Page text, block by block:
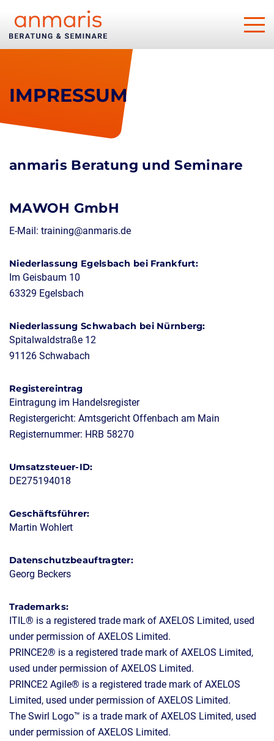
IMPRESSUM
anmaris Beratung und Seminare
MAWOH GmbH
E-Mail: training@anmaris.de
Niederlassung Egelsbach bei Frankfurt:
Im Geisbaum 10
63329 Egelsbach
Niederlassung Schwabach bei Nürnberg:
Spitalwaldstraße 12
91126 Schwabach
Registereintrag
Eintragung im Handelsregister
Registergericht: Amtsgericht Offenbach am Main
Registernummer: HRB 58270
Umsatzsteuer-ID:
DE275194018
Geschäftsführer:
Martin Wohlert
Datenschutzbeauftragter:
Georg Beckers
Trademarks:
ITIL® is a registered trade mark of AXELOS Limited, used
under permission of AXELOS Limited.
PRINCE2® is a registered trade mark of AXELOS Limited,
used under permission of AXELOS Limited.
PRINCE2 Agile® is a registered trade mark of AXELOS
Limited, used under permission of AXELOS Limited.
The Swirl Logo™ is a trade mark of AXELOS Limited, used
under permission of AXELOS Limited.